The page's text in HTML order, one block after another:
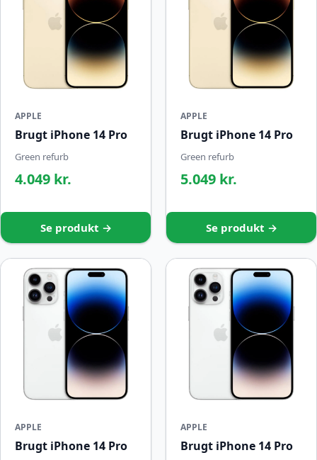
APPLE
Brugt iPhone 14 Pro
Green refurb
4.049 kr.
Se produkt →
APPLE
Brugt iPhone 14 Pro
Green refurb
5.049 kr.
Se produkt →
APPLE
Brugt iPhone 14 Pro
APPLE
Brugt iPhone 14 Pro